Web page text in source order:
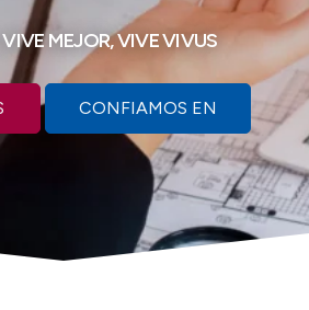
MEJOR, VIVE VIVUS
CONFIAMOS EN